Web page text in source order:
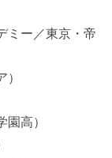
ー／東京・帝
高）